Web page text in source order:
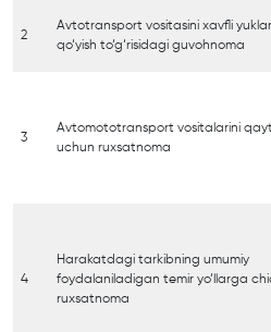
2
Avtotransport vositasini xavfli
qo‘yish to‘g‘risidagi guvohnoma
3
Avtomototransport vositalarini
uchun ruxsatnoma
4
Harakatdagi tarkibning umumiy
foydalaniladigan temir yo‘llarga
ruxsatnoma